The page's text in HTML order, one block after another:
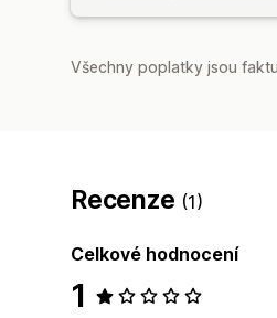
Všechny poplatky jsou
Recenze (1)
Celkové hodnocení
1